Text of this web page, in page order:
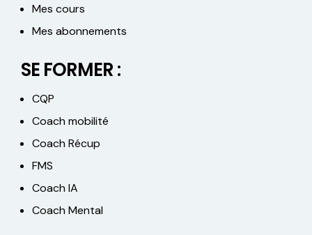
Mes cours
Mes abonnements
SE FORMER :
CQP
Coach mobilité
Coach Récup
FMS
Coach IA
Coach Mental